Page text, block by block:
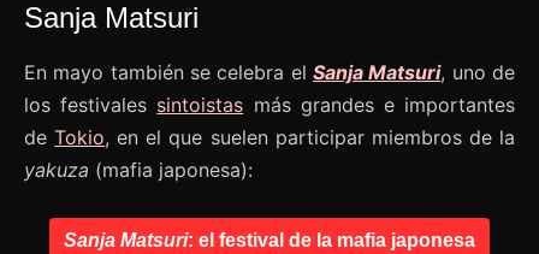
Sanja Matsuri
En mayo también se celebra el Sanja Matsuri, uno de
los festivales sintoistas más grandes e importantes
deTokio, en el que suelen participar miembros de la
yakuza (mafia japonesa):
Sanja Matsuri: el festival de la mafia japonesa